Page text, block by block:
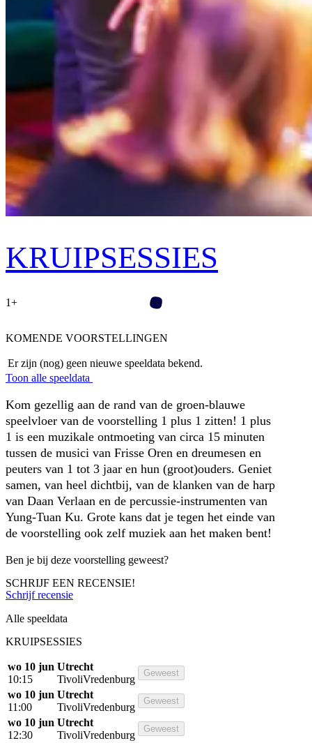
KRUIPSESSIES
1+
KOMENDE VOORSTELLINGEN
Er zijn (nog) geen nieuwe speeldata bekend.
Toon alle speeldata
Kom gezellig aan de rand van de groen-blauwe
speelvloer van de voorstelling 1 plus 1 zitten! 1 plus
1 is een muzikale ontmoeting van circa 15 minuten
tussen de musici van Frisse Oren en dreumesen en
peuters van 1 tot 3 jaar en hun (groot)ouders. Geniet
samen, van heel dichtbij, van de klanken van de harp
van Daan Verlaan en de percussie-instrumenten van
Yung-Tuan Ku. Grote kans dat je tegen het einde van
de voorstelling ook zelf muziek aan het maken bent!
Ben je bij deze voorstelling geweest?
SCHRIJF EEN RECENSIE!
Schrijf recensie
Alle speeldata
KRUIPSESSIES
wo 10 jun
10:15
Utrecht
TivoliVredenburg
Geweest
wo 10 jun
11:00
Utrecht
TivoliVredenburg
Geweest
wo 10 jun
12:30
Utrecht
TivoliVredenburg
Geweest